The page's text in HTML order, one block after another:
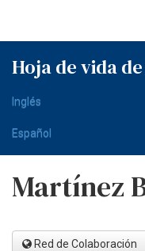
Hoja de vida
Inglés
Español
Martínez
Red de Colaboración